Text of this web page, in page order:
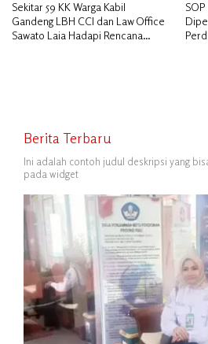
Sekitar 59 KK Warga Kabil
Gandeng LBH CCI dan Law Office
Sawato Laia Hadapi Rencana
Berita Terbaru
Ini adalah contoh judul deskripsi yang
pada widget